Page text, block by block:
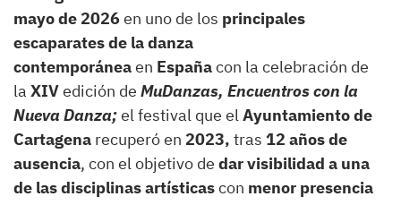
mayo de 2026en uno de los principales
escaparates de la danza
contemporáneaen Españacon la celebración de
la XIVedición de MuDanzas, Encuentros con la
Nueva Danza;el festival que elAyuntamiento de
Cartagena recuperó en 2023, tras 12 años de
ausencia, con el objetivo de dar visibilidad a una
de las disciplinas artísticascon menor presencia